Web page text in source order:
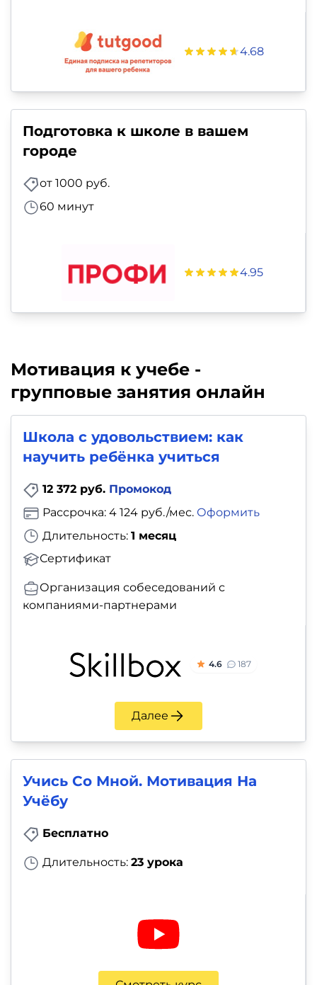
4.68
Подготовка к школе в вашем
городе
от 1000 руб.
60 минут
4.95
Мотивация к учебе -
групповые занятия онлайн
Школа с удовольствием: как
научить ребёнка учиться
12 372 руб. Промокод
Длительность: 1 месяц
Сертификат
Рассрочка: 4 124 руб./мес. Оформить
Организация собеседований с
компаниями-партнерами
4.6 187
Далее
Учись Со Мной. Мотивация На
Учёбу
Бесплатно
Длительность: 23 урока